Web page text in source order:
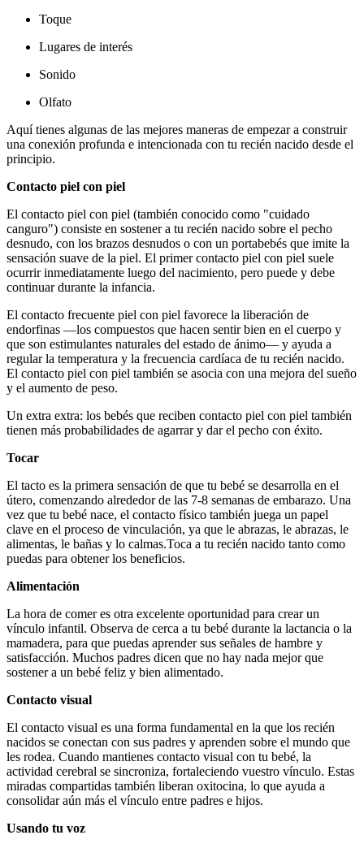
Toque
Lugares de interés
Sonido
Olfato
Aquí tienes algunas de las mejores maneras de empezar a construir
una conexión profunda e intencionada con tu recién nacido desde el
principio.
Contacto piel con piel
El contacto piel con piel (también conocido como "cuidado
canguro") consiste en sostener a tu recién nacido sobre el pecho
desnudo, con los brazos desnudos o con un portabebés que imite la
sensación suave de la piel. El primer contacto piel con piel suele
ocurrir inmediatamente luego del nacimiento, pero puede y debe
continuar durante la infancia.
El contacto frecuente piel con piel favorece la liberación de
endorfinas —los compuestos que hacen sentir bien en el cuerpo y
que son estimulantes naturales del estado de ánimo— y ayuda a
regular la temperatura y la frecuencia cardíaca de tu recién nacido.
El contacto piel con piel también se asocia con una mejora del sueño
y el aumento de peso.
Un extra extra: los bebés que reciben contacto piel con piel también
tienen más probabilidades de agarrar y dar el pecho con éxito.
Tocar
El tacto es la primera sensación de que tu bebé se desarrolla en el
útero, comenzando alrededor de las 7-8 semanas de embarazo. Una
vez que tu bebé nace, el contacto físico también juega un papel
clave en el proceso de vinculación, ya que le abrazas, le abrazas, le
alimentas, le bañas y lo calmas.Toca a tu recién nacido tanto como
puedas para obtener los beneficios.
Alimentación
La hora de comer es otra excelente oportunidad para crear un
vínculo infantil. Observa de cerca a tu bebé durante la lactancia o la
mamadera, para que puedas aprender sus señales de hambre y
satisfacción. Muchos padres dicen que no hay nada mejor que
sostener a un bebé feliz y bien alimentado.
Contacto visual
El contacto visual es una forma fundamental en la que los recién
nacidos se conectan con sus padres y aprenden sobre el mundo que
les rodea. Cuando mantienes contacto visual con tu bebé, la
actividad cerebral se sincroniza, fortaleciendo vuestro vínculo. Estas
miradas compartidas también liberan oxitocina, lo que ayuda a
consolidar aún más el vínculo entre padres e hijos.
Usando tu voz